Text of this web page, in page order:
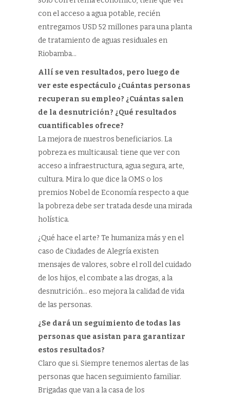
con el acceso a agua potable, recién
entregamos USD 52 millones para una planta
de tratamiento de aguas residuales en
Riobamba…
Allí se ven resultados, pero luego de
ver este espectáculo ¿Cuántas personas
recuperan su empleo? ¿Cuántas salen
de la desnutrición? ¿Qué resultados
cuantificables ofrece?
La mejora de nuestros beneficiarios. La
pobreza es multicausal: tiene que ver con
acceso a infraestructura, agua segura, arte,
cultura. Mira lo que dice la OMS o los
premios Nobel de Economía respecto a que
la pobreza debe ser tratada desde una mirada
holística.
¿Qué hace el arte? Te humaniza más y en el
caso de Ciudades de Alegría existen
mensajes de valores, sobre el roll del cuidado
de los hijos, el combate a las drogas, a la
desnutrición… eso mejora la calidad de vida
de las personas.
¿Se dará un seguimiento de todas las
personas que asistan para garantizar
estos resultados?
Claro que si. Siempre tenemos alertas de las
personas que hacen seguimiento familiar.
Brigadas que van a la casa de los